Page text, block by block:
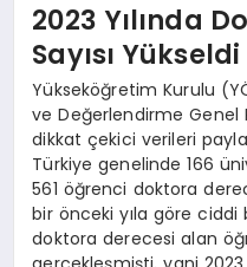
2023 Yılında
Sayısı Yükseldi
Yükseköğretim Kurulu
ve Değerlendirme Genel
dikkat çekici verileri
Türkiye genelinde 166
561 öğrenci doktora
bir önceki yıla göre ciddi
doktora derecesi alan